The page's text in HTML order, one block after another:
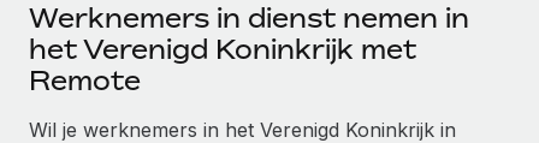
Werknemers in dienst nemen in
het Verenigd Koninkrijk met
Remote
Wil je werknemers in het Verenigd Koninkrijk in